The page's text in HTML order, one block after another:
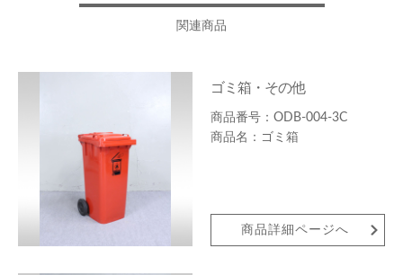
関連商品
ゴミ箱・その他
ODB-004-3C
ゴミ箱
商品詳細ページへ